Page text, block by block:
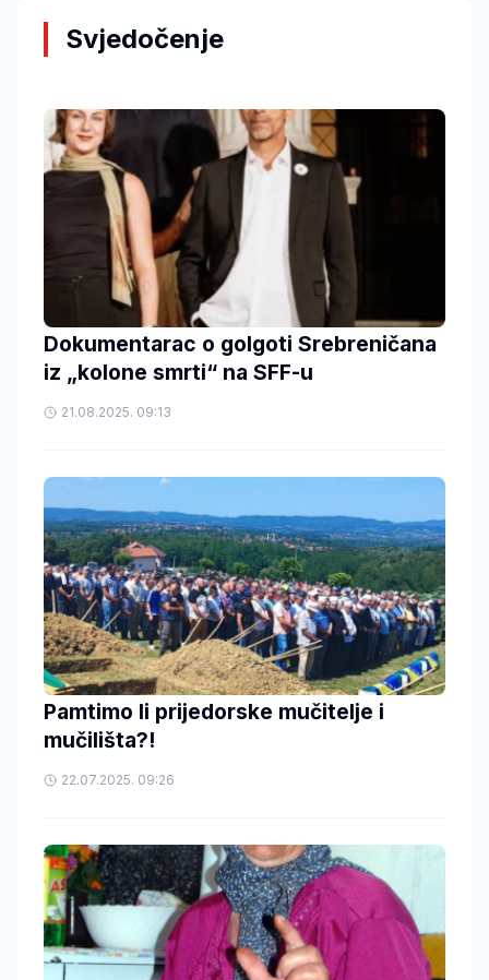
Svjedočenje
Dokumentarac o golgoti Srebreničana
iz „kolone smrti“ na SFF-u
21.08.2025. 09:13
Pamtimo li prijedorske mučitelje i
mučilišta?!
22.07.2025. 09:26